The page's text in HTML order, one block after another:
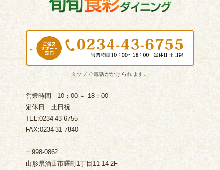
営業時間 10：00 ～ 18：00
定休日 土日祝
TEL:0234-43-6755
FAX:0234-31-7840
〒998-0862
山形県酒田市曙町1丁目11-14 2F